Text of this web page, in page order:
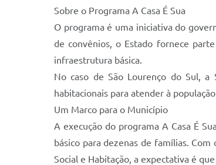
Sobre o Programa A Casa É Sua
O programa é uma iniciativa do
de convênios, o Estado fornece
infraestrutura básica.
No caso de São Lourenço do Sul,
habitacionais para atender à
Um Marco para o Município
A execução do programa A Casa É
básico para dezenas de famílias.
Social e Habitação, a expectativa é